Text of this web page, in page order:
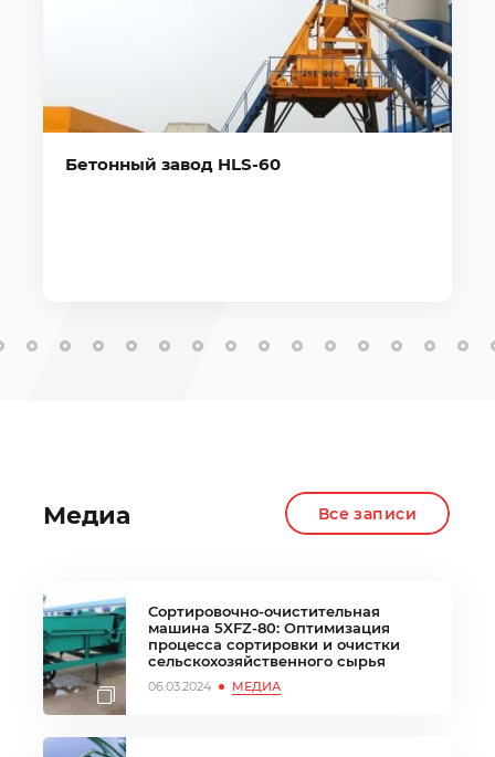
Бетонный завод HLS-60
Медиа Все записи
Сортировочно-очистительная
машина 5XFZ-80: Оптимизация
процесса сортировки и очистки
сельскохозяйственного сырья
06.03.2024 МЕДИА